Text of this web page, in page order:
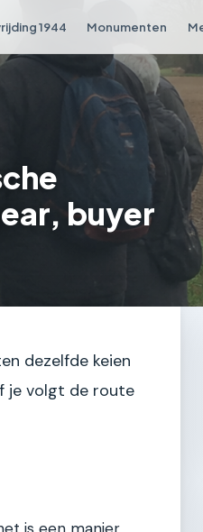
1944 Monumenten
buyer
dezelfde keien
je volgt de route